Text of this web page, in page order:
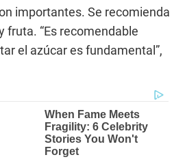
importantes. Se recomienda
fruta. “Es recomendable
el azúcar es fundamental”,